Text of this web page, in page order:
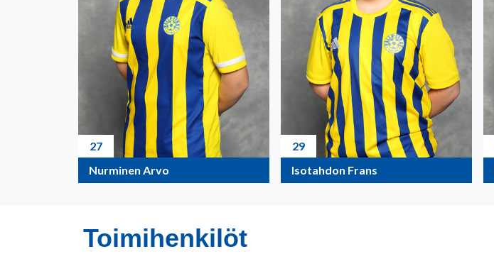
27
Nurminen Arvo
29
Isotahdon Frans
Toimihenkilöt